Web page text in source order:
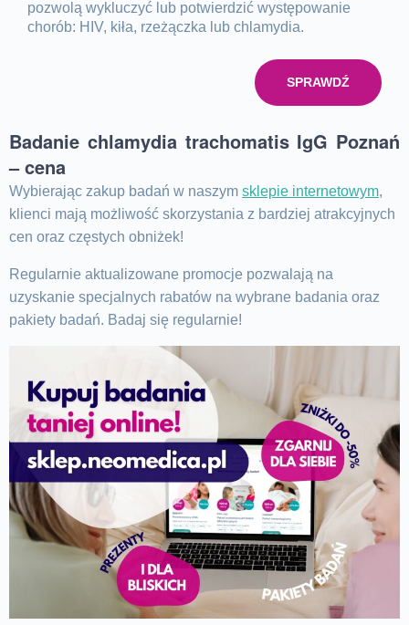
pozwolą wykluczyć lub potwierdzić występowanie
chorób: HIV, kiła, rzeżączka lub chlamydia.
SPRAWDŹ
Badanie chlamydia trachomatis IgG Poznań
– cena
Wybierając zakup badań w naszym sklepie internetowym,
klienci mają możliwość skorzystania z bardziej atrakcyjnych
cen oraz częstych obniżek!
Regularnie aktualizowane promocje pozwalają na
uzyskanie specjalnych rabatów na wybrane badania oraz
pakiety badań. Badaj się regularnie!